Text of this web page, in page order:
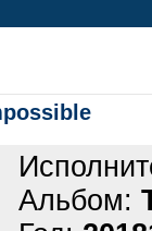
Альбом: